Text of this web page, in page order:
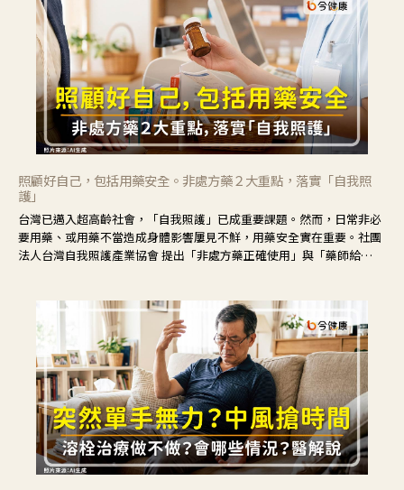
照顧好自己，包括用藥安全。非處方藥２大重點，落實「自我照
護」
台灣已邁入超高齡社會，「自我照護」已成重要課題。然而，日常非必
要用藥、或用藥不當造成身體影響屢見不鮮，用藥安全實在重要。社團
法人台灣自我照護產業協會 提出「非處方藥正確使用」與「藥師給